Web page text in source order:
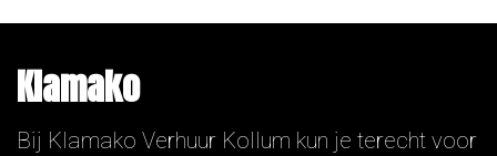
Klamako
Bij Klamako Verhuur Kollum kun je terecht voor